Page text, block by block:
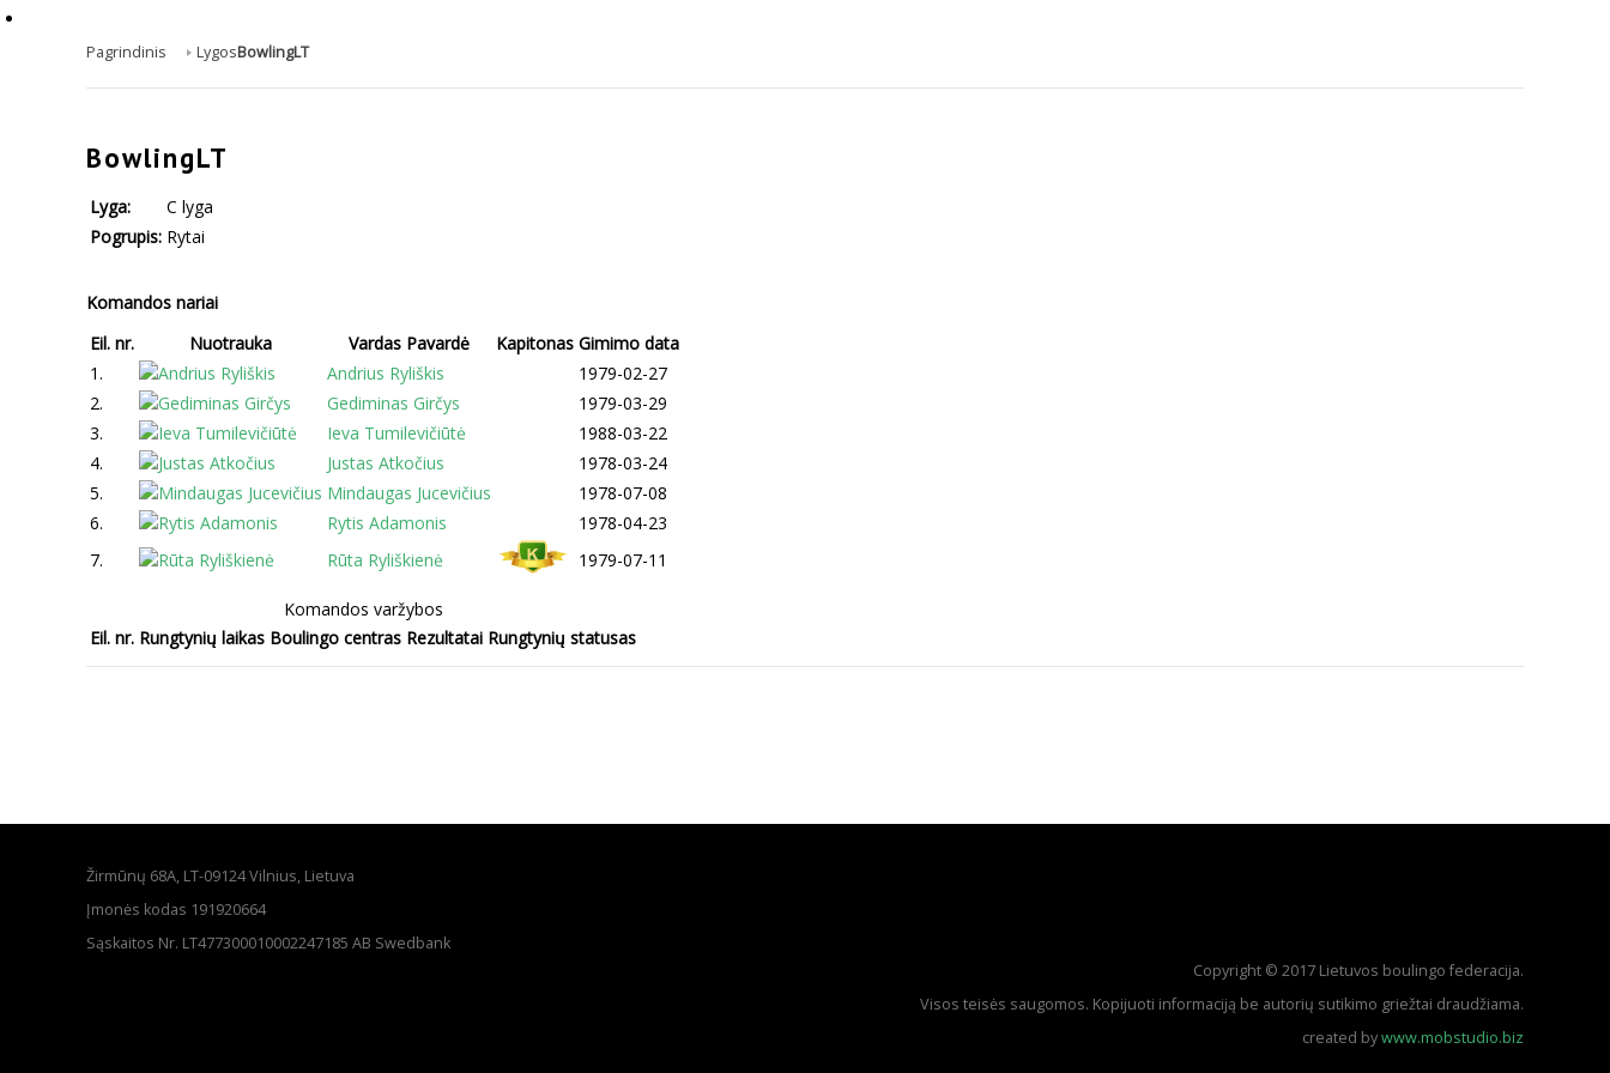
Pagrindinis LygosBowlingLT
BowlingLT
Lyga:
C lyga
Pogrupis: Rytai
Komandos nariai
Eil. nr.
Nuotrauka Vardas Pavardė Kapitonas Gimimo data
1.
Andrius Ryliškis
1979-02-27
2.
Gediminas Girčys
1979-03-29
3.
Ieva Tumilevičiūtė
1988-03-22
4.
Justas Atkočius
1978-03-24
5.
Mindaugas Jucevičius
1978-07-08
6.
Rytis Adamonis
1978-04-23
7.
Rūta Ryliškienė 1979-07-11
Komandos varžybos
Eil. nr. Rungtynių laikas Boulingo centras Rezultatai Rungtynių statusas
Žirmūnų 68A, LT-09124 Vilnius, Lietuva
Įmonės kodas 191920664
Sąskaitos Nr. LT477300010002247185 AB Swedbank
Copyright © 2017 Lietuvos boulingo federacija.
Visos teisės saugomos. Kopijuoti informaciją be autorių sutikimo griežtai draudžiama.
created bywww.mobstudio.biz